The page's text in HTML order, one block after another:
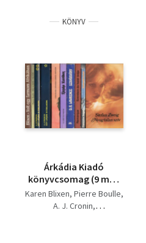
KÖNYV
Árkádia Kiadó
könyvcsomag (9 mű):
Volt egy farmom
Afrikában + Híd a Kwai
Karen Blixen Pierre Boulle
A. J. Cronin